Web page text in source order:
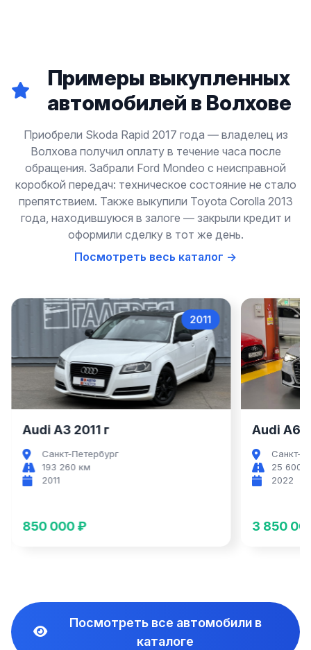
Примеры выкупленных
автомобилей в Волхове
Приобрели Skoda Rapid 2017 года — владелец из
Волхова получил оплату в течение часа после
обращения. Забрали Ford Mondeo с неисправной
коробкой передач: техническое состояние не стало
препятствием. Также выкупили Toyota Corolla 2013
года, находившуюся в залоге — закрыли кредит и
оформили сделку в тот же день.
Посмотреть весь каталог →
Audi A6
2022
Audi A6 2022 г
Санкт-Петербург
3 850 000 ₽
Посмотреть все автомобили в
каталоге